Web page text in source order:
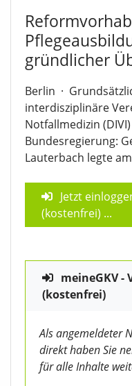
gründlicher
Berlin ·
interdisziplinäre
Notfallmedizin
Bundesregierung:
Lauterbach legte
Jetzt
(kostenfrei) ...
meineGKV -
(kostenfrei)
Als angemeldeter
direkt haben Sie
für alle Inhalte